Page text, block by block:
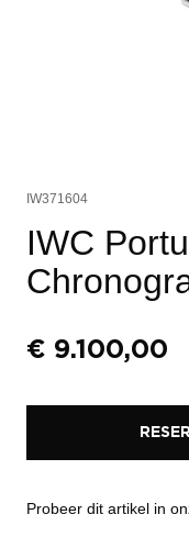
IW371604
IWC
€ 9.100,00
Probeer dit artikel in